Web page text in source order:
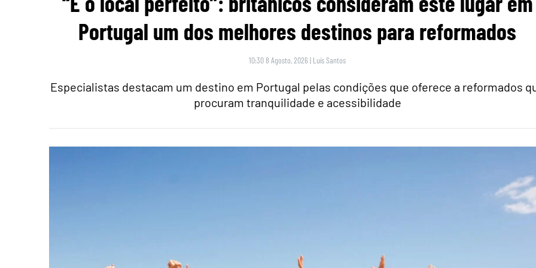
Portugal um dos melhores destinos para reformados
10:30 8 Agosto, 2026 | Luís Santos
Especialistas destacam um destino em Portugal pelas condições que oferece a reformados
procuram tranquilidade e acessibilidade